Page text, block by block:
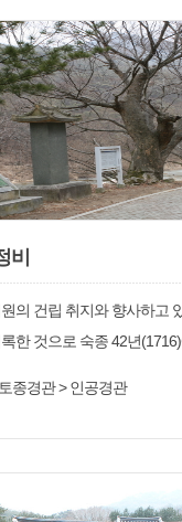
비
의 건립 취지와 향사하고
한 것으로 숙종 42년
종경관 > 인공경관